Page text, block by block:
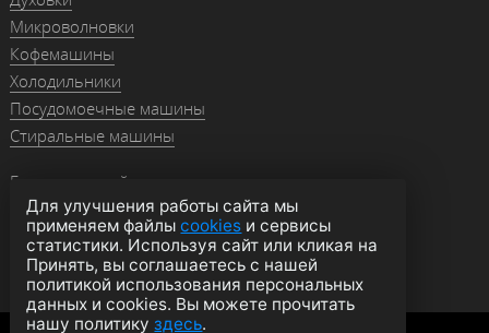
Микроволновки
Кофемашины
Холодильники
Посудомоечные машины
Стиральные машины
Гранитные мойки
Мойки из нержавейки
Смесители
Аксессуары
Для улучшения работы сайта мы
применяем файлыcookies и сервисы
статистики. Используя сайт или кликая на
Принять, вы соглашаетесь с нашей
политикой использования персональных
данных и cookies. Вы можете прочитать
нашу политикуздесь.